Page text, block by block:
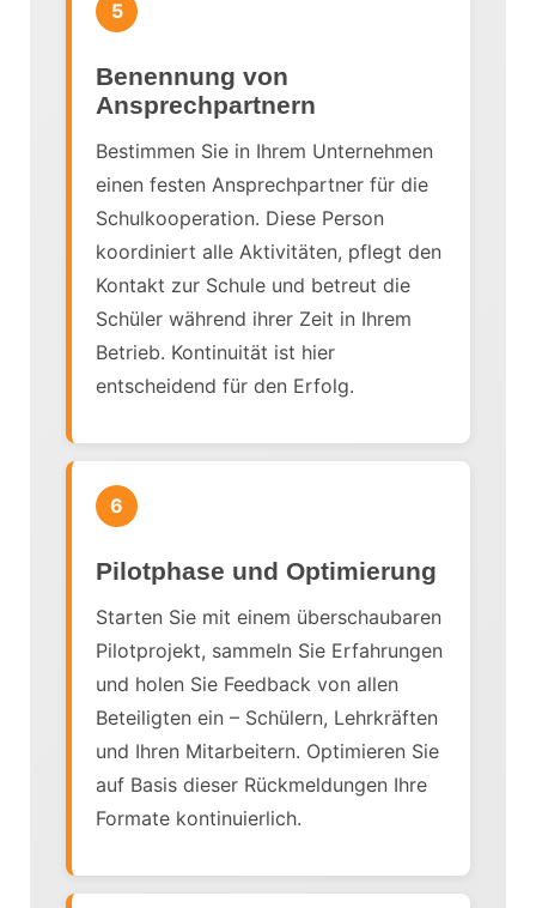
5
Benennung von
Ansprechpartnern
Bestimmen Sie in Ihrem Unternehmen
einen festen Ansprechpartner für die
Schulkooperation. Diese Person
koordiniert alle Aktivitäten, pflegt den
Kontakt zur Schule und betreut die
Schüler während ihrer Zeit in Ihrem
Betrieb. Kontinuität ist hier
entscheidend für den Erfolg.
6
Pilotphase und Optimierung
Starten Sie mit einem überschaubaren
Pilotprojekt, sammeln Sie Erfahrungen
und holen Sie Feedback von allen
Beteiligten ein – Schülern, Lehrkräften
und Ihren Mitarbeitern. Optimieren Sie
auf Basis dieser Rückmeldungen Ihre
Formate kontinuierlich.